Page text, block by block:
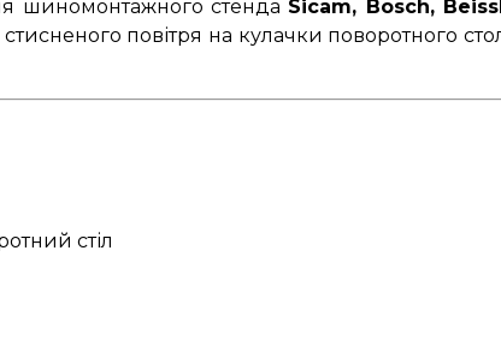
шиномонтажного стенда Sicam, Bosch,
повітря на кулачки поворотного
стіл